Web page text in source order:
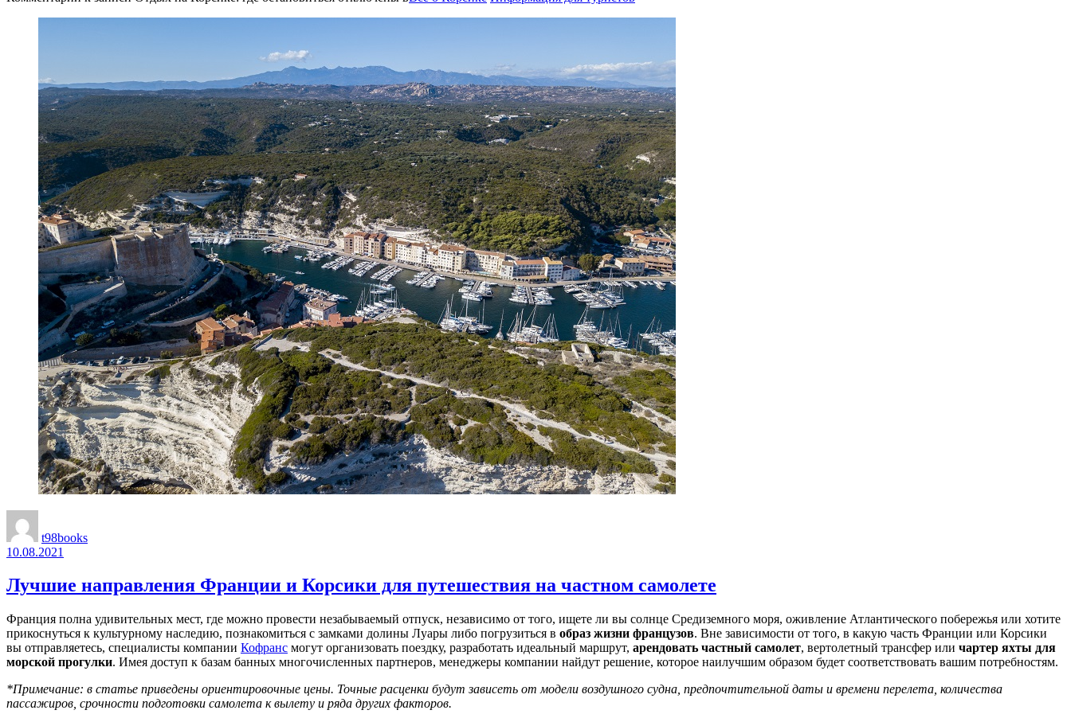
t98books
10.08.2021
Лучшие направления Франции и Корсики для путешествия на частном самолете
Франция полна удивительных мест, где можно провести незабываемый отпуск, независимо от того, ищете ли вы солнце Средиземного моря, оживление Атлантического побережья или хотите
прикоснуться к культурному наследию, познакомиться с замками долины Луары либо погрузиться в образ жизни французов. Вне зависимости от того, в какую часть Франции или Корсики
вы отправляетесь, специалисты компании Кофранс могут организовать поездку, разработать идеальный маршрут, арендовать частный самолет, вертолетный трансфер или чартер яхты для
морской прогулки. Имея доступ к базам банных многочисленных партнеров, менеджеры компании найдут решение, которое наилучшим образом будет соответствовать вашим потребностям.
*Примечание: в статье приведены ориентировочные цены. Точные расценки будут зависеть от модели воздушного судна, предпочтительной даты и времени перелета, количества
пассажиров, срочности подготовки самолета к вылету и ряда других факторов.